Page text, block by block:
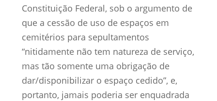
Constituição Federal, sob o argumento de
que a cessão de uso de espaços em
cemitérios para sepultamentos
“nitidamente não tem natureza de serviço,
mas tão somente uma obrigação de
dar/disponibilizar o espaço cedido”, e,
portanto, jamais poderia ser enquadrada